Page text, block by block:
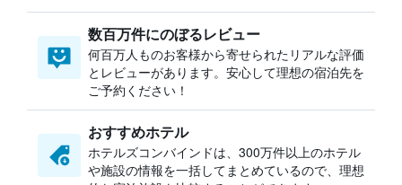
数百万件にのぼるレビュー
何百万人ものお客様から寄せられたリアルな評価
とレビューがあります。安心して理想の宿泊先を
ご予約ください！
おすすめホテル
ホテルズコンバインドは、300万件以上のホテル
や施設の情報を一括してまとめているので、理想